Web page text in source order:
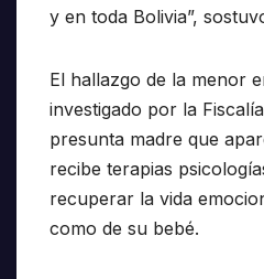
y en toda Bolivia”,
El hallazgo de la menor
investigado por la
presunta madre que
recibe terapias
recuperar la vida
como de su bebé.